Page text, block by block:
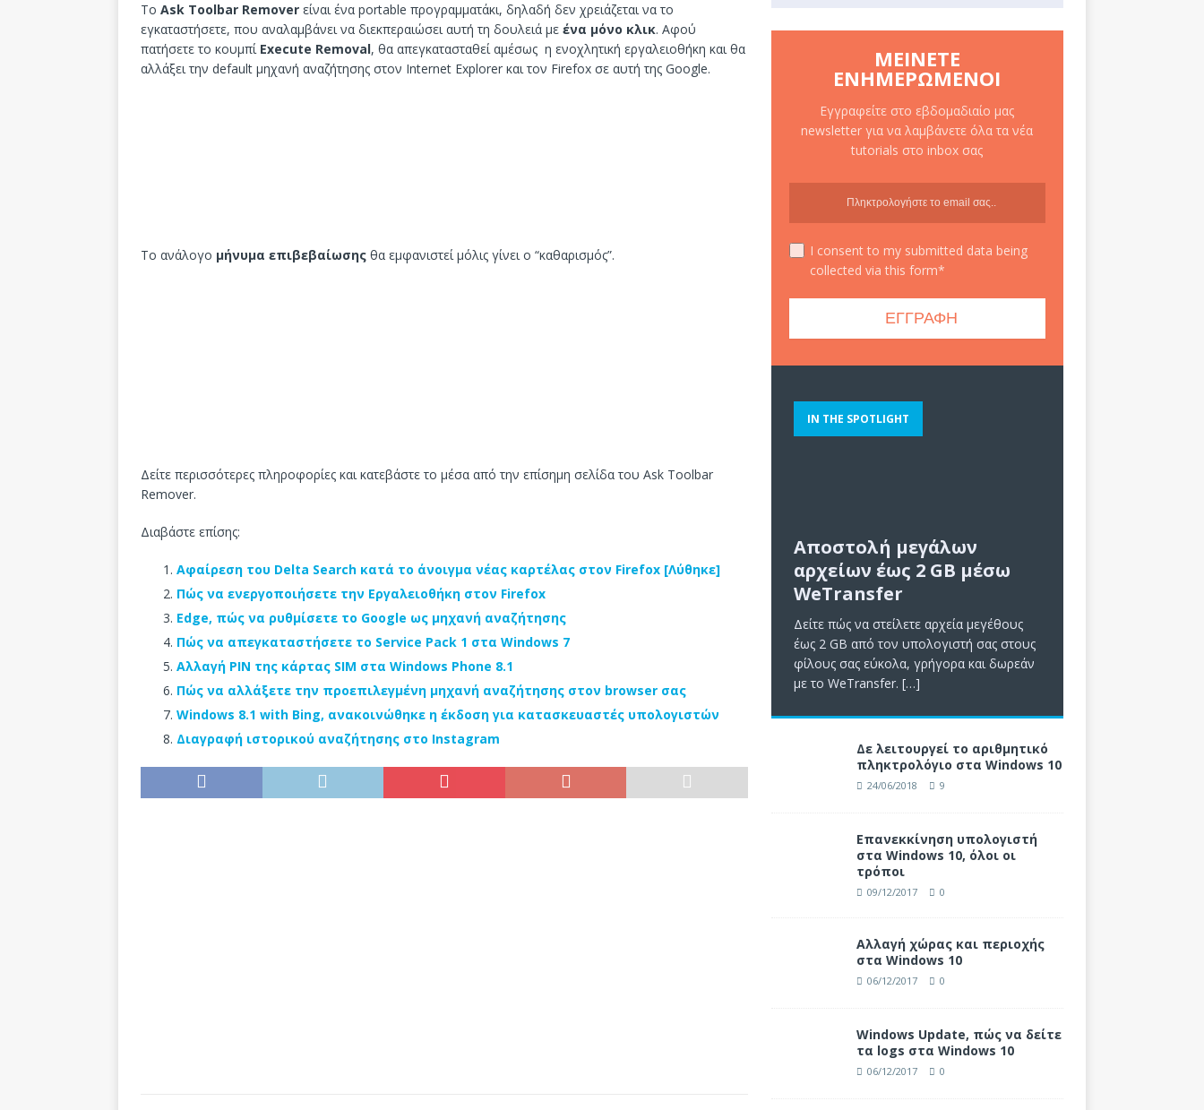
To Ask Toolbar Remover είναι ένα portable προγραμματάκι, δηλαδή δεν χρειάζεται να το
εγκαταστήσετε, που αναλαμβάνει να διεκπεραιώσει αυτή τη δουλειά με ένα μόνο κλικ. Αφού
πατήσετε το κουμπί Execute Removal, θα απεγκατασταθεί αμέσως η ενοχλητική εργαλειοθήκη και θα
αλλάξει την default μηχανή αναζήτησης στον Internet Explorer και τον Firefox σε αυτή της Google.
Το ανάλογο μήνυμα επιβεβαίωσης θα εμφανιστεί μόλις γίνει ο “καθαρισμός”.
Δείτε περισσότερες πληροφορίες και κατεβάστε το μέσα από την επίσημη σελίδα του Ask Toolbar
Remover.
Διαβάστε επίσης:
Αφαίρεση του Delta Search κατά το άνοιγμα νέας καρτέλας στον Firefox [Λύθηκε]
Πώς να ενεργοποιήσετε την Εργαλειοθήκη στον Firefox
Edge, πώς να ρυθμίσετε το Google ως μηχανή αναζήτησης
Πώς να απεγκαταστήσετε το Service Pack 1 στα Windows 7
Αλλαγή PIN της κάρτας SIM στα Windows Phone 8.1
Πώς να αλλάξετε την προεπιλεγμένη μηχανή αναζήτησης στον browser σας
Windows 8.1 with Bing, ανακοινώθηκε η έκδοση για κατασκευαστές υπολογιστών
Διαγραφή ιστορικού αναζήτησης στο Instagram
ΜΕΊΝΕΤΕ
ΕΝΗΜΕΡΩΜΈΝΟΙ
Εγγραφείτε στο εβδομαδιαίο μας
newsletter για να λαμβάνετε όλα τα νέα
tutorials στο inbox σας
I consent to my submitted data being
collected via this form*
IN THE SPOTLIGHT
Αποστολή μεγάλων
αρχείων έως 2 GB μέσω
WeTransfer
Δείτε πώς να στείλετε αρχεία μεγέθους
έως 2 GB από τον υπολογιστή σας στους
φίλους σας εύκολα, γρήγορα και δωρεάν
με το WeTransfer. […]
Δε λειτουργεί το αριθμητικό
πληκτρολόγιο στα Windows 10
24/06/2018 9
Επανεκκίνηση υπολογιστή
στα Windows 10, όλοι οι
τρόποι
09/12/2017 0
Αλλαγή χώρας και περιοχής
στα Windows 10
06/12/2017 0
Windows Update, πώς να δείτε
τα logs στα Windows 10
06/12/2017 0